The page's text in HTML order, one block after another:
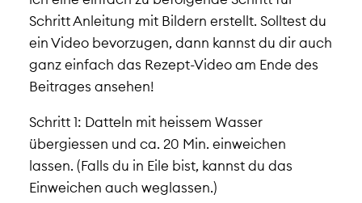
Schritt Anleitung mit Bildern erstellt. Solltest du
ein Video bevorzugen, dann kannst du dir auch
ganz einfach das Rezept-Video am Ende des
Beitrages ansehen!
Schritt 1: Datteln mit heissem Wasser
übergiessen und ca. 20 Min. einweichen
lassen. (Falls du in Eile bist, kannst du das
Einweichen auch weglassen.)